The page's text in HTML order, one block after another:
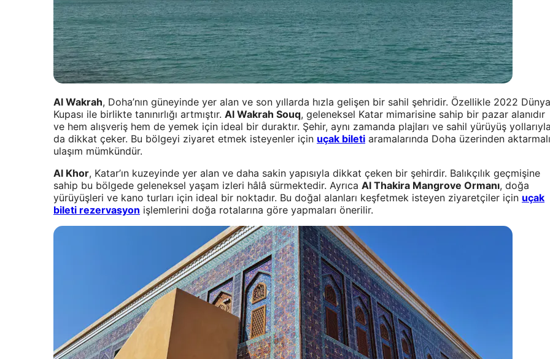
Al Wakrah, Doha’nın güneyinde yer alan ve son yıllarda hızla gelişen bir sahil şehridir. Özellikle 2022 Dünya
Kupası ile birlikte tanınırlığı artmıştır. Al Wakrah Souq, geleneksel Katar mimarisine sahip bir pazar alanıdır
ve hem alışveriş hem de yemek için ideal bir duraktır. Şehir, aynı zamanda plajları ve sahil yürüyüş yollarıyla
da dikkat çeker. Bu bölgeyi ziyaret etmek isteyenler için uçak bileti aramalarında Doha üzerinden aktarmalı
ulaşım mümkündür.
Al Khor, Katar’ın kuzeyinde yer alan ve daha sakin yapısıyla dikkat çeken bir şehirdir. Balıkçılık geçmişine
sahip bu bölgede geleneksel yaşam izleri hâlâ sürmektedir. Ayrıca Al Thakira Mangrove Ormanı, doğa
yürüyüşleri ve kano turları için ideal bir noktadır. Bu doğal alanları keşfetmek isteyen ziyaretçiler için uçak
bileti rezervasyon işlemlerini doğa rotalarına göre yapmaları önerilir.